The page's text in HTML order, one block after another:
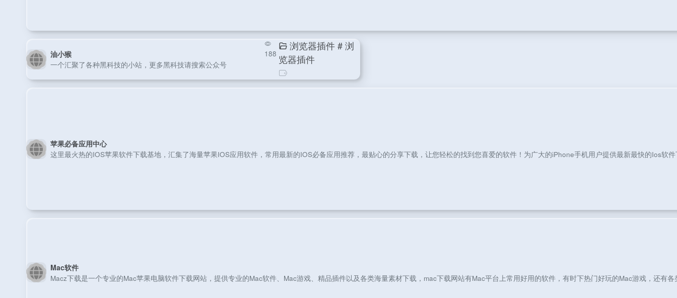
油小猴
一个汇聚了各种黑科技的小站，更多黑科技请搜索公众号
188
浏览器插件# 浏
览器插件
苹果必备应用中心
这里最火热的IOS苹果软件下载基地，汇集了海量苹果IOS应用软件，常用最新的IOS必备应用推荐，最贴心的分享下载，让您轻松的找到您喜爱的软件！为广大的iPhone手机用户提供最新最快的Ios软
Mac软件
Macz下载是一个专业的Mac苹果电脑软件下载网站，提供专业的Mac软件、Mac游戏、精品插件以及各类海量素材下载，mac下载网站有Mac平台上常用好用的软件，有时下热门好玩的Mac游戏，还